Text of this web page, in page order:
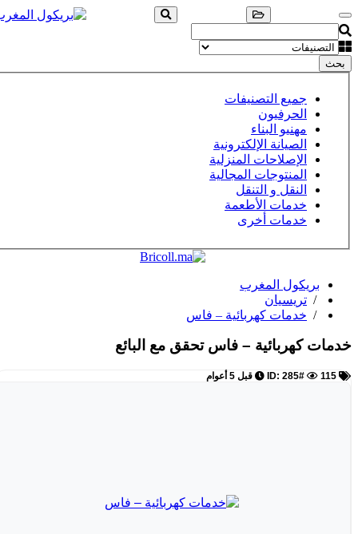
بحث
جميع التصنيفات
الحرفيون
مهنيو البناء
الصيانة الإلكترونية
الإصلاحات المنزلية
المنتوجات المجالية
النقل و التنقل
خدمات الأطعمة
خدمات أخرى
بريكول المغرب
/ تريسيان
/ خدمات كهربائية – فاس
خدمات كهربائية – فاس تحقق مع البائع
115 قبل 5 أعوام